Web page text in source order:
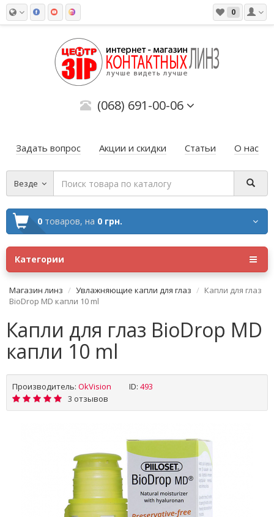
0
(068) 691-00-06
Задать вопрос Акции и скидки Статьи О нас
Везде
0 товаров, на 0 грн.
Категории
Магазин линз Увлажняющие капли для глаз
Капли для глаз
BioDrop MD капли 10 ml
Капли для глаз BioDrop MD
капли 10 ml
Производитель: OkVision ID: 493
3 отзывов